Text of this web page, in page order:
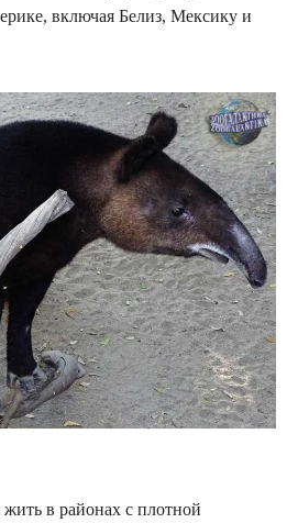
включая Белиз, Мексику и
в районах с плотной